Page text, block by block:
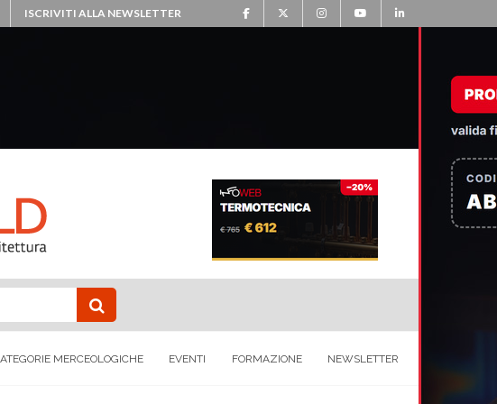
ISCRIVITI ALLA NEWSLETTER
MERCEOLOGICHE EVENTI FORMAZIONE NEWSLETTER